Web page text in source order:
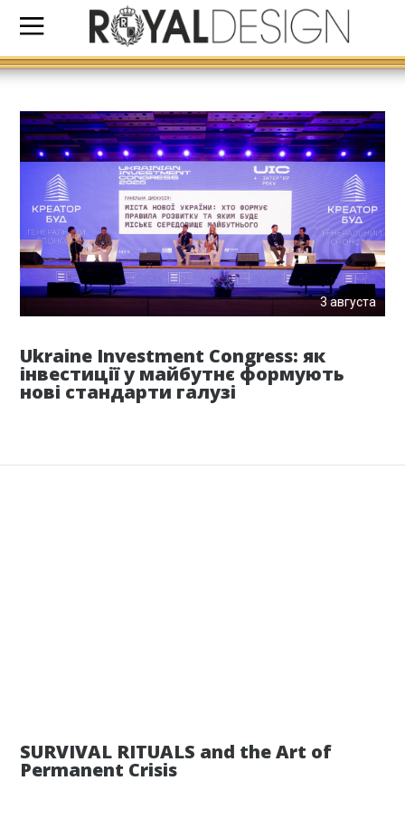
3 августа
Ukraine Investment Congress: як
інвестиції у майбутнє формують
нові стандарти галузі
SURVIVAL RITUALS and the Art of
Permanent Crisis